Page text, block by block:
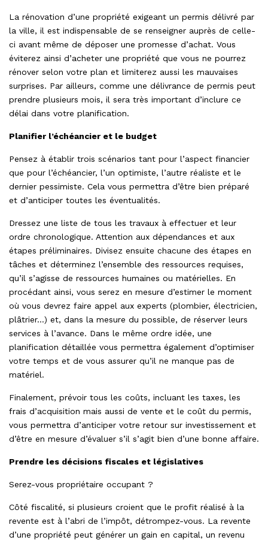
La rénovation d’une propriété exigeant un permis délivré par
la ville, il est indispensable de se renseigner auprès de celle-
ci avant même de déposer une promesse d’achat. Vous
éviterez ainsi d’acheter une propriété que vous ne pourrez
rénover selon votre plan et limiterez aussi les mauvaises
surprises. Par ailleurs, comme une délivrance de permis peut
prendre plusieurs mois, il sera très important d’inclure ce
délai dans votre planification.
Planifier l’échéancier et le budget
Pensez à établir trois scénarios tant pour l’aspect financier
que pour l’échéancier, l’un optimiste, l’autre réaliste et le
dernier pessimiste. Cela vous permettra d’être bien préparé
et d’anticiper toutes les éventualités.
Dressez une liste de tous les travaux à effectuer et leur
ordre chronologique. Attention aux dépendances et aux
étapes préliminaires. Divisez ensuite chacune des étapes en
tâches et déterminez l’ensemble des ressources requises,
qu’il s’agisse de ressources humaines ou matérielles. En
procédant ainsi, vous serez en mesure d’estimer le moment
où vous devrez faire appel aux experts (plombier, électricien,
plâtrier…) et, dans la mesure du possible, de réserver leurs
services à l’avance. Dans le même ordre idée, une
planification détaillée vous permettra également d’optimiser
votre temps et de vous assurer qu’il ne manque pas de
matériel.
Finalement, prévoir tous les coûts, incluant les taxes, les
frais d’acquisition mais aussi de vente et le coût du permis,
vous permettra d’anticiper votre retour sur investissement et
d’être en mesure d’évaluer s’il s’agit bien d’une bonne affaire.
Prendre les décisions fiscales et législatives
Serez-vous propriétaire occupant ?
Côté fiscalité, si plusieurs croient que le profit réalisé à la
revente est à l’abri de l’impôt, détrompez-vous. La revente
d’une propriété peut générer un gain en capital, un revenu